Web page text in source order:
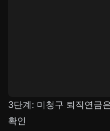
3단계: 미청구 퇴직연금
확인